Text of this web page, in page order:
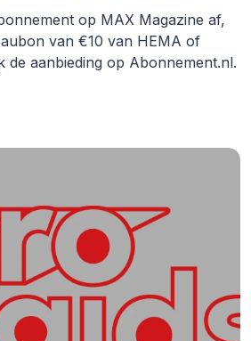
op MAX Magazine af,
van €10 van HEMA of
de aanbieding op Abonnement.nl.